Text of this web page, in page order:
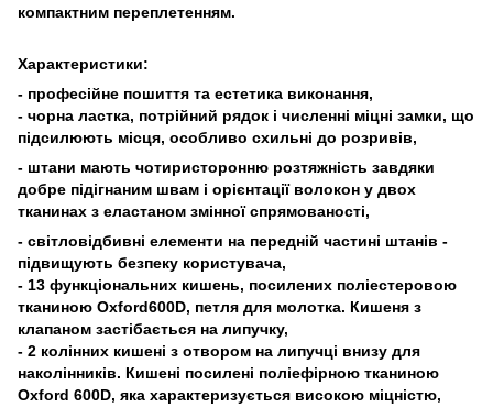
компактним переплетенням.
Характеристики:
- професійне пошиття та естетика виконання,
- чорна ластка, потрійний рядок і численні міцні замки, що
підсилюють місця, особливо схильні до розривів,
- штани мають чотиристоронню розтяжність завдяки
добре підігнаним швам і орієнтації волокон у двох
тканинах з еластаном змінної спрямованості,
- світловідбивні елементи на передній частині штанів -
підвищують безпеку користувача,
- 13 функціональних кишень, посилених поліестеровою
тканиною Oxford600D, петля для молотка. Кишеня з
клапаном застібається на липучку,
- 2 колінних кишені з отвором на липучці внизу для
наколінників. Кишені посилені поліефірною тканиною
Oxford 600D, яка характеризується високою міцністю,